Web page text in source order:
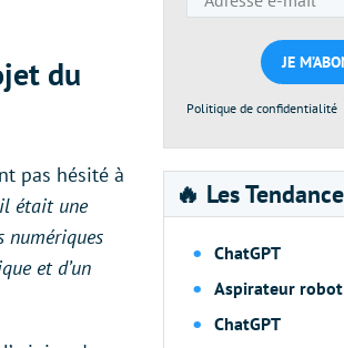
du
pas hésité à
était une
numériques
et d’un
e-
*
Politique de confidentialité
🔥 Les
ChatGPT
Aspirateur robot
ChatGPT